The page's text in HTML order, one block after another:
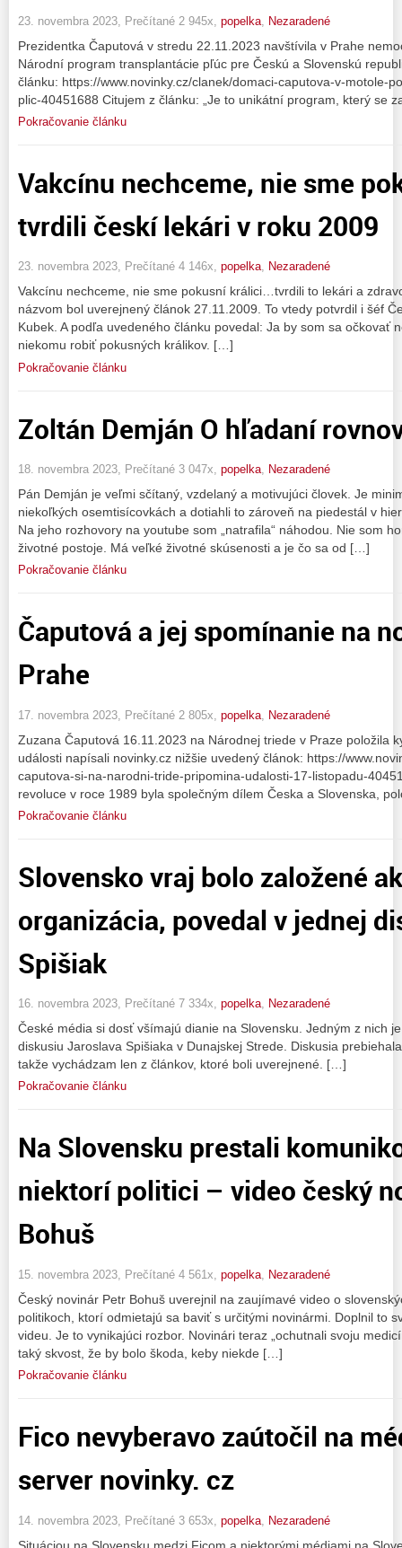
23. novembra 2023, Prečítané 2 945x, popelka Nezaradené
Prezidentka Čaputová v stredu 22.11.2023 navštívila v Prahe
Národní program transplantácie pľúc pre Českú a Slovenskú
článku: https://www.novinky.cz/clanek/domaci-caputova-v-motole-
plic-40451688 Citujem z článku: „Je to unikátní program, který se
Pokračovanie článku
Vakcínu nechceme, nie sme
tvrdili českí lekári v roku 2009
23. novembra 2023, Prečítané 4 146x, popelka, Nezaradené
Vakcínu nechceme, nie sme pokusní králici…tvrdili to lekári a
názvom bol uverejnený článok 27.11.2009. To vtedy potvrdil i šéf
Kubek. A podľa uvedeného článku povedal: Ja by som sa očkovať
niekomu robiť pokusných králikov. […]
Pokračovanie článku
Zoltán Demján O hľadaní
18. novembra 2023, Prečítané 3 047x, popelka, Nezaradené
Pán Demján je veľmi sčítaný, vzdelaný a motivujúci človek. Je
niekoľkých osemtisícovkách a dotiahli to zároveň na piedestál v
Na jeho rozhovory na youtube som „natrafila“ náhodou. Nie som
životné postoje. Má veľké životné skúsenosti a je čo sa od […]
Pokračovanie článku
Čaputová a jej spomínanie na
Prahe
17. novembra 2023, Prečítané 2 805x, popelka Nezaradené
Zuzana Čaputová 16.11.2023 na Národnej triede v Praze položila
události napísali novinky.cz nižšie uvedený článok: https://
caputova-si-na-narodni-tride-pripomina-udalosti-17-listopadu-
revoluce v roce 1989 byla společným dílem Česka a Slovenska,
Pokračovanie článku
Slovensko vraj bolo založené
organizácia, povedal v jednej
Spišiak
16. novembra 2023, Prečítané 7 334x, popelka, Nezaradené
České média si dosť všímajú dianie na Slovensku. Jedným z nich
diskusiu Jaroslava Spišiaka v Dunajskej Strede. Diskusia
takže vychádzam len z článkov, ktoré boli uverejnené. […]
Pokračovanie článku
Na Slovensku prestali
niektorí politici – video český
Bohuš
15. novembra 2023, Prečítané 4 561x, popelka Nezaradené
Český novinár Petr Bohuš uverejnil na zaujímavé video o
politikoch, ktorí odmietajú sa baviť s určitými novinármi. Doplnil to
videu. Je to vynikajúci rozbor. Novinári teraz „ochutnali svoju
taký skvost, že by bolo škoda, keby niekde […]
Pokračovanie článku
Fico nevyberavo zaútočil na
server novinky. cz
14. novembra 2023, Prečítané 3 653x, popelka Nezaradené
Situáciou na Slovensku medzi Ficom a niektorými médiami na